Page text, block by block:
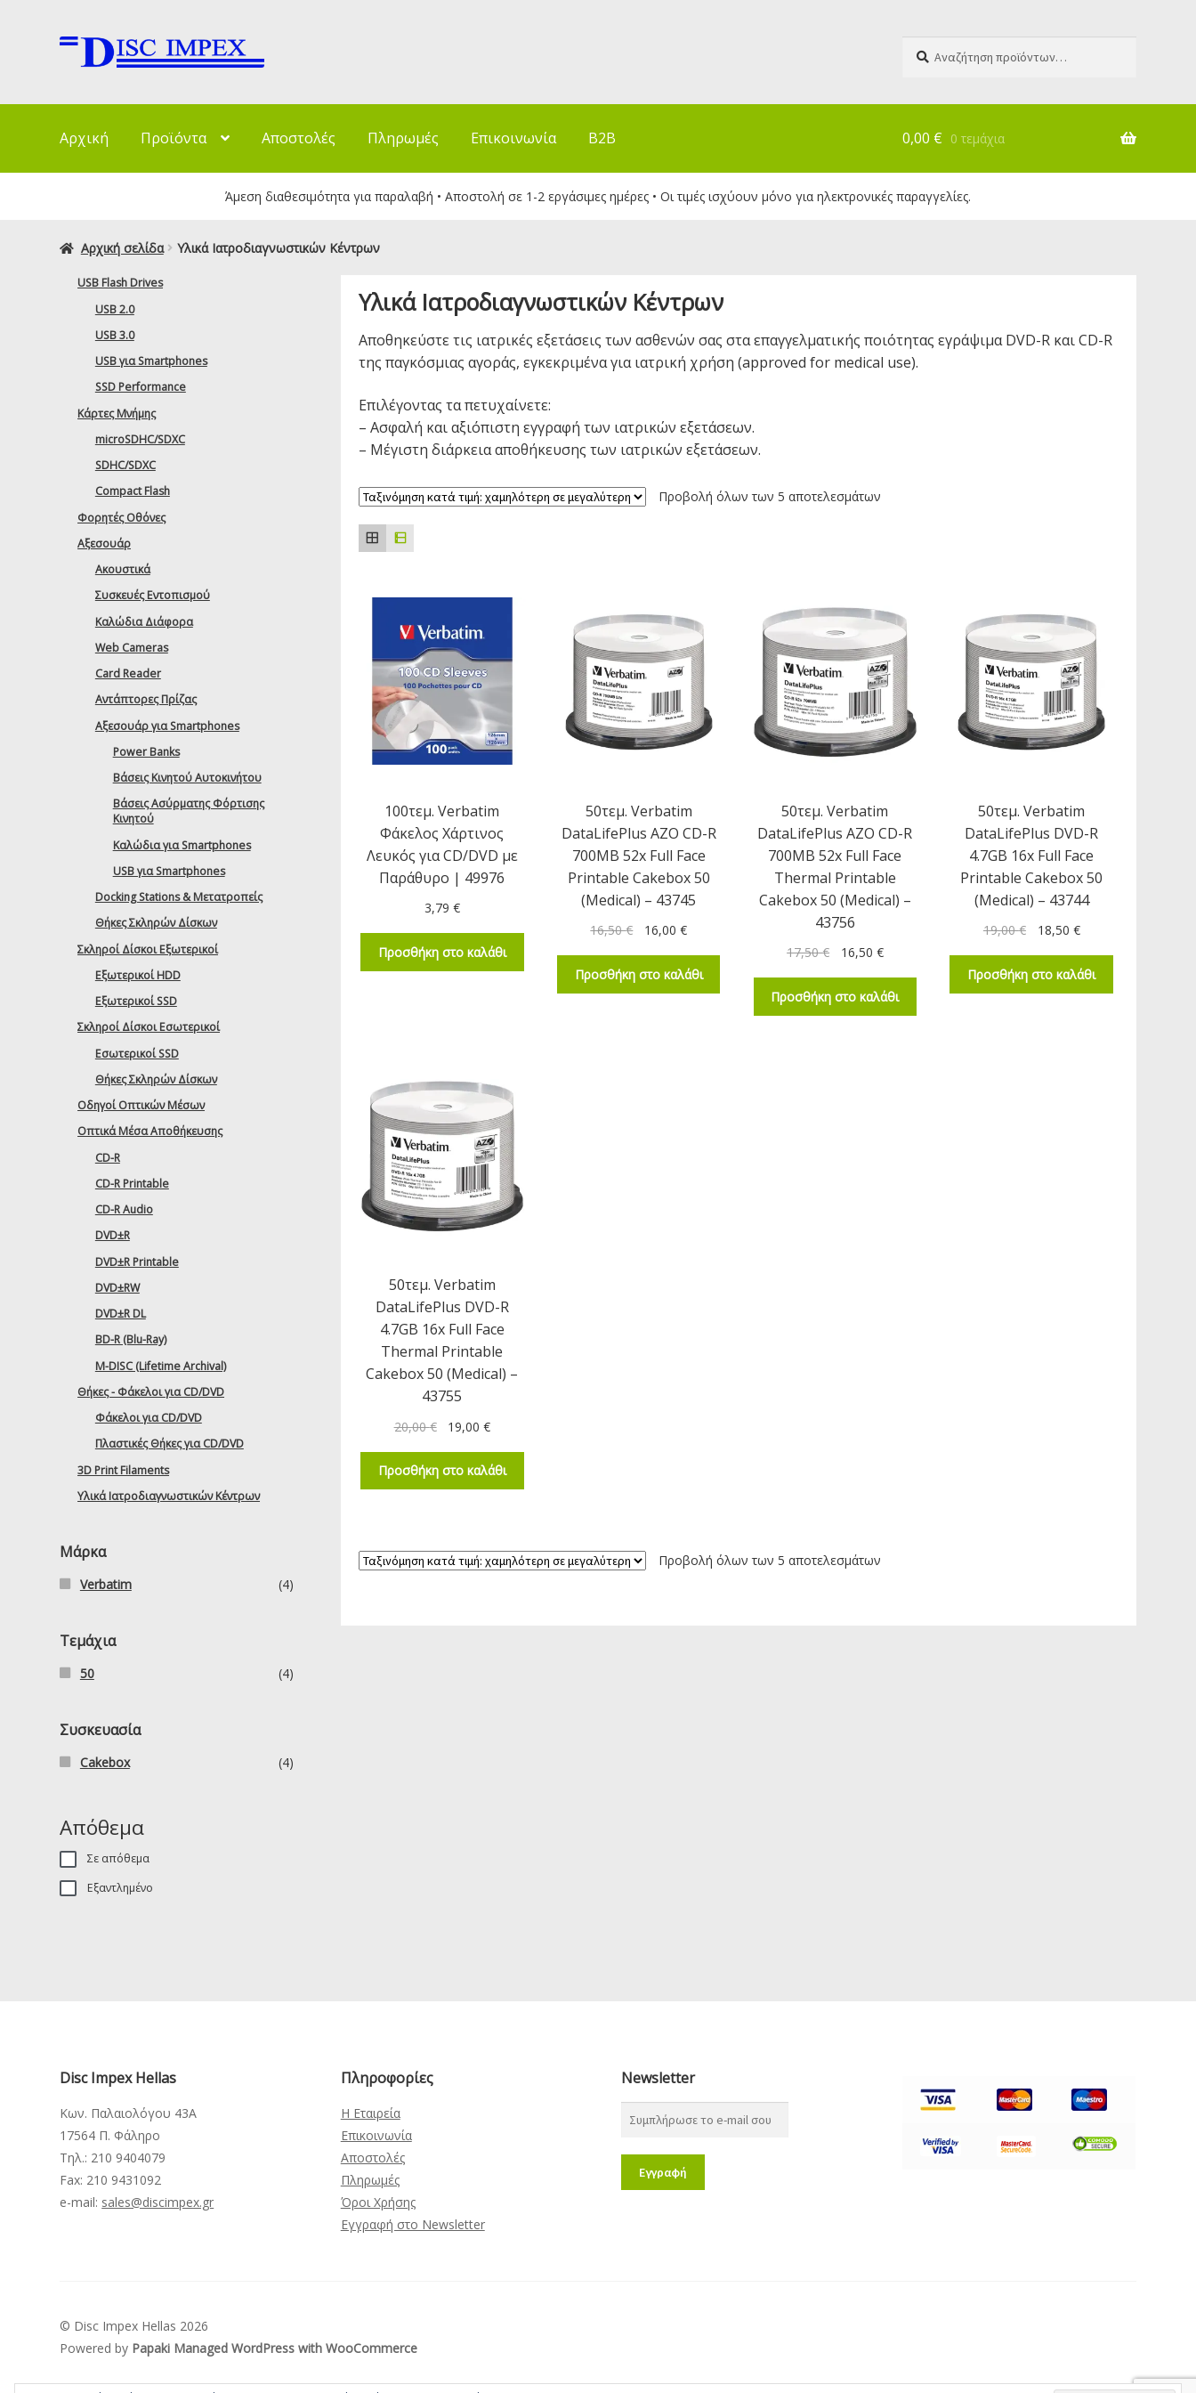
Απευθείας
μετάβαση
Μετάβαση
Αναζήτηση
Αρχική Προϊόντα Αποστολές Πληρωμές Επικοινωνία B2B 0,00 € 0 τεμάχια
Άμεση διαθεσιμότητα για παραλαβή • Αποστολή σε 1-2 εργάσιμες ημέρες • Οι τιμές ισχύουν μόνο για ηλεκτρονικές παραγγελίες.
Αρχική σελίδα Υλικά Ιατροδιαγνωστικών Κέντρων
Υλικά Ιατροδιαγνωστικών Κέντρων
Αποθηκεύστε τις ιατρικές εξετάσεις των ασθενών σας στα επαγγελματικής ποιότητας εγράψιμα DVD-R και CD-R
της παγκόσμιας αγοράς, εγκεκριμένα για ιατρική χρήση (approved for medical use).
Επιλέγοντας τα πετυχαίνετε:
– Ασφαλή και αξιόπιστη εγγραφή των ιατρικών εξετάσεων.
– Μέγιστη διάρκεια αποθήκευσης των ιατρικών εξετάσεων.
Προβολή όλων των 5 αποτελεσμάτων
100τεμ. Verbatim
Φάκελος Χάρτινος
Λευκός για CD/DVD με
Παράθυρο | 49976
3,79 €
Προσθήκη στο καλάθι
50τεμ. Verbatim
DataLifePlus AZO CD-R
700MB 52x Full Face
Printable Cakebox 50
(Medical) – 43745
16,50€ 16,00 €
Προσθήκη στο καλάθι
50τεμ. Verbatim
DataLifePlus AZO CD-R
700MB 52x Full Face
Thermal Printable
Cakebox 50 (Medical) –
43756
17,50€ 16,50 €
Προσθήκη στο καλάθι
50τεμ. Verbatim
DataLifePlus DVD-R
4.7GB 16x Full Face
Printable Cakebox 50
(Medical) – 43744
19,00€ 18,50 €
Προσθήκη στο καλάθι
50τεμ. Verbatim
DataLifePlus DVD-R
4.7GB 16x Full Face
Thermal Printable
Cakebox 50 (Medical) –
43755
20,00€ 19,00€
Προσθήκη στο καλάθι
Προβολή όλων των 5 αποτελεσμάτων
USB Flash Drives
USB 2.0
USB 3.0
USB για Smartphones
SSD Performance
Κάρτες Μνήμης
microSDHC/SDXC
SDHC/SDXC
Compact Flash
Φορητές Οθόνες
Αξεσουάρ
Ακουστικά
Συσκευές Εντοπισμού
Καλώδια Διάφορα
Web Cameras
Card Reader
Αντάπτορες Πρίζας
Αξεσουάρ για Smartphones
Power Banks
Βάσεις Κινητού Αυτοκινήτου
Βάσεις Ασύρματης Φόρτισης
Κινητού
Καλώδια για Smartphones
USB για Smartphones
Docking Stations & Μετατροπείς
Θήκες Σκληρών Δίσκων
Σκληροί Δίσκοι Εξωτερικοί
Εξωτερικοί HDD
Εξωτερικοί SSD
Σκληροί Δίσκοι Εσωτερικοί
Εσωτερικοί SSD
Θήκες Σκληρών Δίσκων
Οδηγοί Οπτικών Μέσων
Οπτικά Μέσα Αποθήκευσης
CD-R
CD-R Printable
CD-R Audio
DVD±R
DVD±R Printable
DVD±RW
DVD±R DL
BD-R (Blu-Ray)
M-DISC (Lifetime Archival)
Θήκες - Φάκελοι για CD/DVD
Φάκελοι για CD/DVD
Πλαστικές Θήκες για CD/DVD
3D Print Filaments
Υλικά Ιατροδιαγνωστικών Κέντρων
Μάρκα
Verbatim (4)
Τεμάχια
50 (4)
Συσκευασία
Cakebox (4)
Απόθεμα
Σε απόθεμα
Εξαντλημένο
Disc Impex Hellas
Κων. Παλαιολόγου 43Α
17564 Π. Φάληρο
Τηλ.: 210 9404079
Fax: 210 9431092
e-mail: sales@discimpex.gr
Πληροφορίες
Η Εταιρεία
Επικοινωνία
Αποστολές
Πληρωμές
Όροι Χρήσης
Εγγραφή στο Newsletter
Newsletter
© Disc Impex Hellas 2026
Powered by Papaki Managed WordPress with WooCommerce